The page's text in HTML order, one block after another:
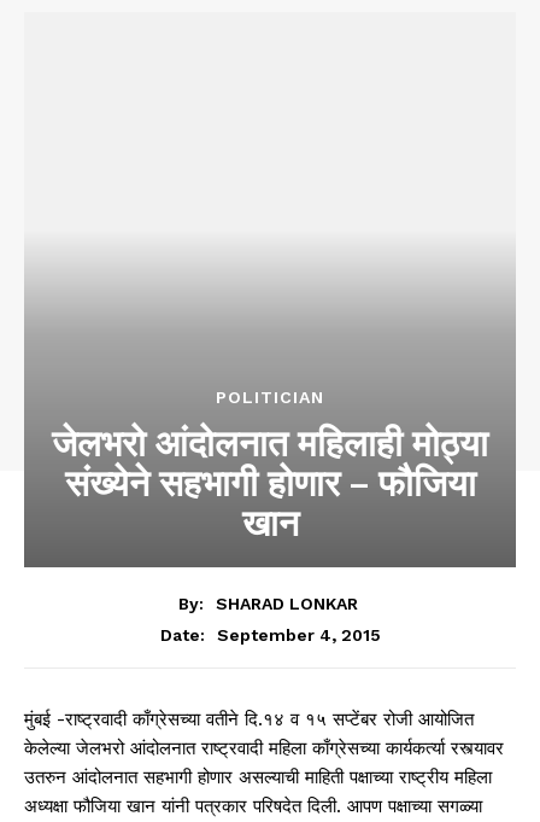
POLITICIAN
जेलभरो आंदोलनात महिलाही मोठ्या
संख्येने सहभागी होणार – फौजिया
खान
By:
SHARAD LONKAR
Date:
September 4, 2015
मुंबई -राष्ट्रवादी काँग्रेसच्या वतीने दि.१४ व १५ सप्टेंबर रोजी आयोजित
केलेल्या जेलभरो आंदोलनात राष्ट्रवादी महिला काँग्रेसच्या कार्यकर्त्या रस्त्यावर
उतरुन आंदोलनात सहभागी होणार असल्याची माहिती पक्षाच्या राष्ट्रीय महिला
अध्यक्षा फौजिया खान यांनी पत्रकार परिषदेत दिली. आपण पक्षाच्या सगळ्या